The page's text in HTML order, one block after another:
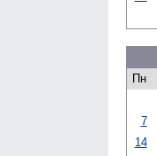
Пн
7
14